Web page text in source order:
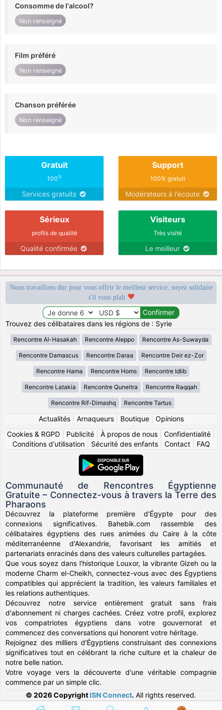
Consomme de l'alcool?
Non renseigné
Film préféré
Non renseigné
Chanson préférée
Non renseigné
Gratuit
100%
Services gratuits
Support
100% gratuit
Modérateurs à l'écoute
Sérieux
profils de qualité
Qualité confirmée
Visiteurs
Très visité
Le meilleur
Nous travaillons dur pour vous offrir le meilleur service, soyez solidaire
s'il vous plaît
Trouvez des célibataires dans les régions de : Syrie
Rencontre Al-Hasakah Rencontre Aleppo Rencontre As-Suwayda
Rencontre Damascus Rencontre Daraa Rencontre Deir ez-Zor
Rencontre Hama Rencontre Homs Rencontre Idlib
Rencontre Latakia Rencontre Quneitra Rencontre Raqqah
Rencontre Rif-Dimashq Rencontre Tartus
Actualités| Arnaqueurs| Boutique| Opinions
Cookies & RGPD
Publicité À propos de nous Confidentialité
Conditions d'utilisation| Sécurité des enfants| Contact| FAQ
Communauté de Rencontres Égyptienne
Gratuite – Connectez-vous à travers la Terre des
Pharaons
Découvrez la plateforme première d'Égypte pour des
connexions significatives. Bahebik.com rassemble des
célibataires égyptiens des rues animées du Caire à la côte
méditerranéenne d'Alexandrie, favorisant les amitiés et
partenariats enracinés dans des valeurs culturelles partagées.
Que vous soyez dans l'historique Louxor, la vibrante Gizeh ou la
moderne Charm el-Cheikh, connectez-vous avec des Égyptiens
compatibles qui apprécient la tradition, les valeurs familiales et
les relations authentiques.
Découvrez notre service entièrement gratuit sans frais
d'abonnement ni charges cachées. Créez votre profil, explorez
vos compatriotes égyptiens dans votre gouvernorat et
commencez des conversations qui honorent votre héritage.
Rejoignez des milliers d'Égyptiens construisant des connexions
significatives tout en célébrant la riche culture et la chaleur de
notre belle nation.
Votre voyage vers la découverte d'une véritable compagnie
commence par un simple clic.
© 2026 Copyright ISN Connect. All rights reserved.